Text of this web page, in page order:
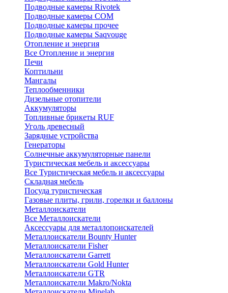
Подводные камеры Rivotek
Подводные камеры СОМ
Подводные камеры прочее
Подводные камеры Saqvouge
Отопление и энергия
Все Отопление и энергия
Печи
Коптильни
Мангалы
Теплообменники
Дизельные отопители
Аккумуляторы
Топливные брикеты RUF
Уголь древесный
Зарядные устройства
Генераторы
Солнечные аккумуляторные панели
Туристическая мебель и аксессуары
Все Туристическая мебель и аксессуары
Складная мебель
Посуда туристическая
Газовые плиты, грили, горелки и баллоны
Металлоискатели
Все Металлоискатели
Аксессуары для металлопоискателей
Металлоискатели Bounty Hunter
Металлоискатели Fisher
Металлоискатели Garrett
Металлоискатели Gold Hunter
Металлоискатели GTR
Металлоискатели Makro/Nokta